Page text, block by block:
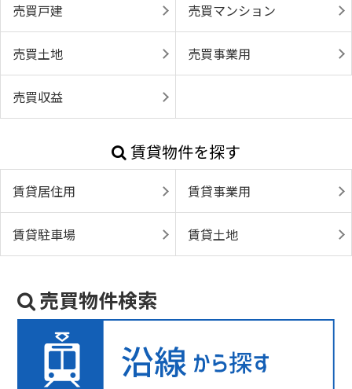
売買戸建 売買マンション
売買土地 売買事業用
売買収益
賃貸物件を探す
賃貸居住用 賃貸事業用
賃貸駐車場 賃貸土地
売買物件検索